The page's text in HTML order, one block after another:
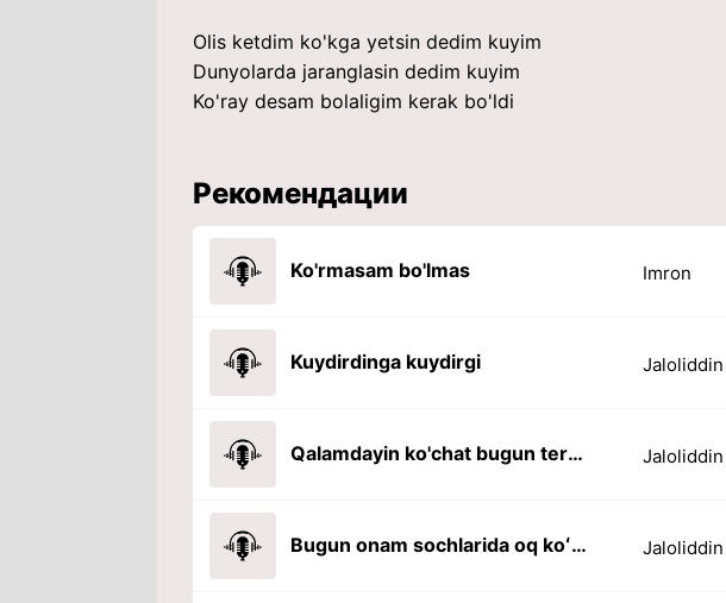
Olis ketdim ko'kga yetsin dedim kuyim
Dunyolarda jaranglasin dedim kuyim
Ko'ray desam bolaligim kerak bo'ldi
Рекомендации
Ko'rmasam bo'lmas Imron
Kuydirdinga kuydirgi
Qalamdayin ko'chat bugun terak bo'ldi
Bugun onam sochlarida oq koʻrganda